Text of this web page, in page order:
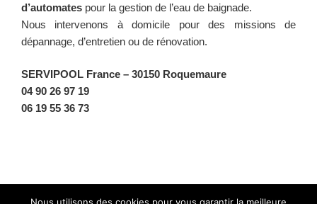
d’automates pour la gestion de l’eau de baignade.
Nous intervenons à domicile pour des missions de
dépannage, d’entretien ou de rénovation.
SERVIPOOL France – 30150 Roquemaure
04 90 26 97 19
06 19 55 36 73